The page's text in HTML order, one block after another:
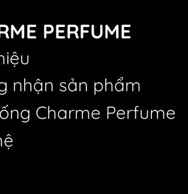
PERFUME
nhận sản phẩm
Charme Perfume